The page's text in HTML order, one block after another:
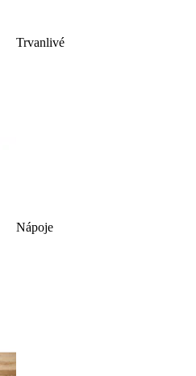
Trvanlivé
Nápoje